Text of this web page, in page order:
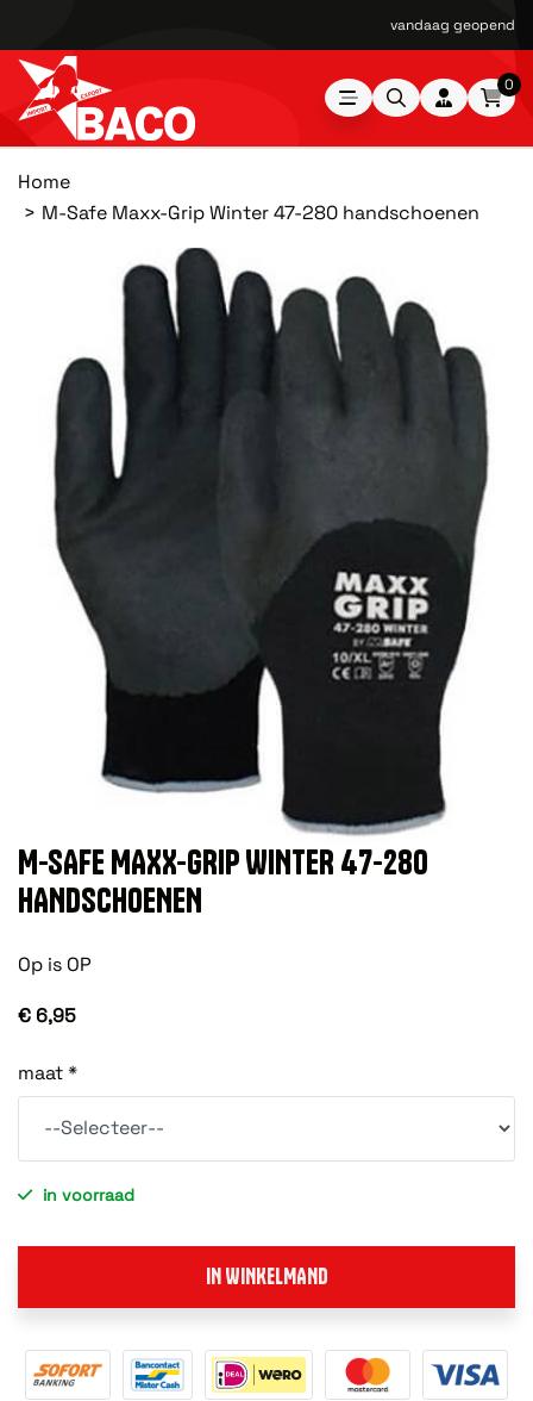
vandaag geopend
0
Home
M-Safe Maxx-Grip Winter 47-280 handschoenen
M-SAFE MAXX-GRIP WINTER 47-280
HANDSCHOENEN
Op is OP
€ 6,95
maat *
in voorraad
IN WINKELMAND